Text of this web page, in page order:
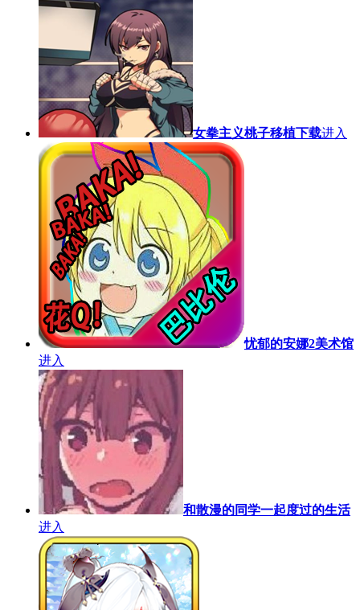
女拳主义桃子移植下载进入
忧郁的安娜2美术馆
进入
和散漫的同学一起度过的生活
进入